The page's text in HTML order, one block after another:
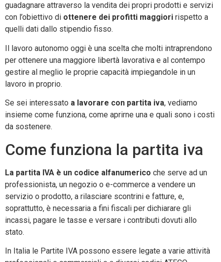
guadagnare attraverso la vendita dei propri prodotti e servizi
con l’obiettivo di ottenere dei profitti maggiori rispetto a
quelli dati dallo stipendio fisso.
Il lavoro autonomo oggi è una scelta che molti intraprendono
per ottenere una maggiore libertà lavorativa e al contempo
gestire al meglio le proprie capacità impiegandole in un
lavoro in proprio.
Se sei interessato a lavorare con partita iva, vediamo
insieme come funziona, come aprirne una e quali sono i costi
da sostenere.
Come funziona la partita iva
La partita IVA è un codice alfanumerico che serve ad un
professionista, un negozio o e-commerce a vendere un
servizio o prodotto, a rilasciare scontrini e fatture, e,
soprattutto, è necessaria a fini fiscali per dichiarare gli
incassi, pagare le tasse e versare i contributi dovuti allo
stato.
In Italia le Partite IVA possono essere legate a varie attività